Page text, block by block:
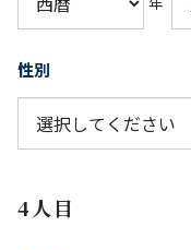
性別
4人目